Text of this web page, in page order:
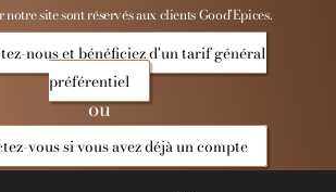
notre site sont réservés aux clients Good’Epices.
nous et bénéficiez d'un tarif général
préférentiel
ou
vous si vous avez déjà un compte